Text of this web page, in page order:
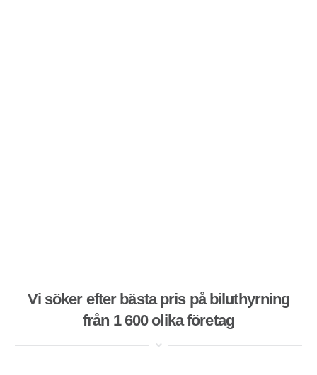
Vi söker efter bästa pris på biluthyrning
från 1 600 olika företag